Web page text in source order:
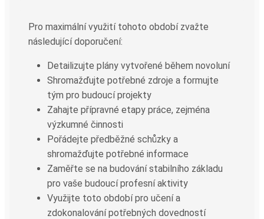
Pro maximální využití tohoto období zvažte
následující doporučení:
Detailizujte plány vytvořené během novoluní
Shromažďujte potřebné zdroje a formujte
tým pro budoucí projekty
Zahajte přípravné etapy práce, zejména
výzkumné činnosti
Pořádejte předběžné schůzky a
shromažďujte potřebné informace
Zaměřte se na budování stabilního základu
pro vaše budoucí profesní aktivity
Využijte toto období pro učení a
zdokonalování potřebných dovedností